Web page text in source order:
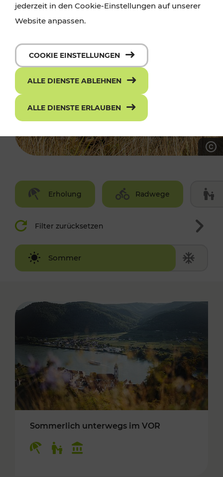
Erholung Radwege
Filter zurücksetzen
Sommer
Winter
Sommerlich unterwegs im VOR
jederzeit in den Cookie-Einstellungen auf unserer
Website anpassen.
COOKIE EINSTELLUNGEN
ALLE DIENSTE ABLEHNEN
ALLE DIENSTE ERLAUBEN